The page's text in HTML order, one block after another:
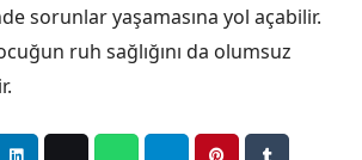
sorunlar yaşamasına yol açabilir.
ruh sağlığını da olumsuz